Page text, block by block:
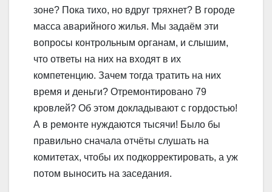
зоне? Пока тихо, но вдруг тряхнет? В городе
масса аварийного жилья. Мы задаём эти
вопросы контрольным органам, и слышим,
что ответы на них на входят в их
компетенцию. Зачем тогда тратить на них
время и деньги? Отремонтировано 79
кровлей? Об этом докладывают с гордостью!
А в ремонте нуждаются тысячи! Было бы
правильно сначала отчёты слушать на
комитетах, чтобы их подкорректировать, а уж
потом выносить на заседания.